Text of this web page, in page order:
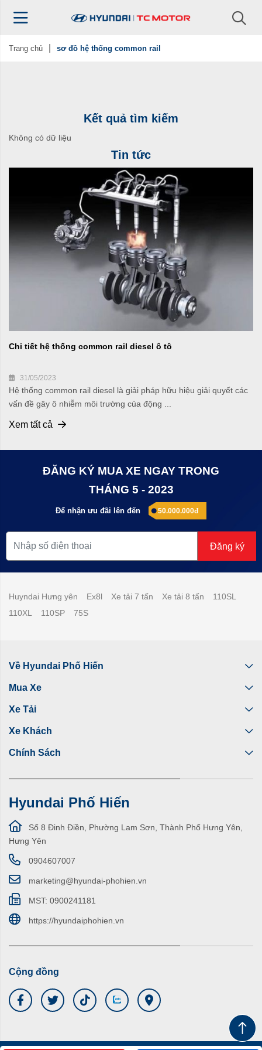
Trang chủ sơ đồ hệ thống common rail
Kết quả tìm kiếm
Không có dữ liệu
Tin tức
Chi tiết hệ thống common rail diesel ô tô
31/05/2023
Hệ thống common rail diesel là giải pháp hữu hiệu giải quyết các
vấn đề gây ô nhiễm môi trường của động ...
Xem tất cả
ĐĂNG KÝ MUA XE NGAY TRONG
THÁNG 5 - 2023
Để nhận ưu đãi lên đến 50.000.000đ
Đăng ký
Huyndai Hưng yên Ex8l Xe tải 7 tấn Xe tải 8 tấn
110SL
110XL
110SP 75S
Về Hyundai Phố Hiến
Mua Xe
Xe Tải
Xe Khách
Chính Sách
Hyundai Phố Hiến
Số 8 Đinh Điền, Phường Lam Sơn, Thành Phố Hưng Yên,
Hưng Yên
0904607007
marketing@hyundai-phohien.vn
MST: 0900241181
https://hyundaiphohien.vn
Cộng đồng